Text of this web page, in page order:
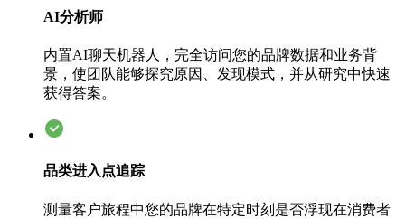
AI分析师
内置AI聊天机器人，完全访问您的品牌数据和业务背
景，使团队能够探究原因、发现模式，并从研究中快速
获得答案。
品类进入点追踪
测量客户旅程中您的品牌在特定时刻是否浮现在消费者